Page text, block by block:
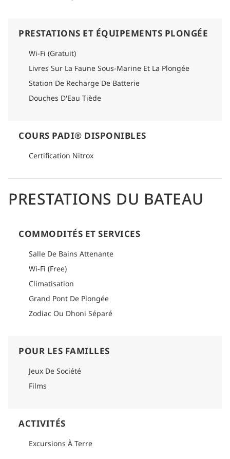
PRESTATIONS ET ÉQUIPEMENTS PLONGÉE
Wi-Fi (Gratuit)
Livres Sur La Faune Sous-Marine Et La Plongée
Station De Recharge De Batterie
Douches D'Eau Tiède
COURS PADI® DISPONIBLES
Certification Nitrox
PRESTATIONS DU BATEAU
COMMODITÉS ET SERVICES
Salle De Bains Attenante
Wi-Fi (Free)
Climatisation
Grand Pont De Plongée
Zodiac Ou Dhoni Séparé
POUR LES FAMILLES
Jeux De Société
Films
ACTIVITÉS
Excursions À Terre